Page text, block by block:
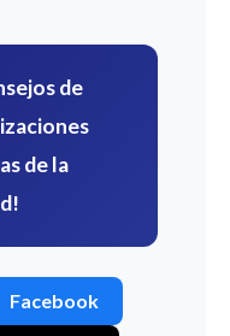
de
de la
Facebook